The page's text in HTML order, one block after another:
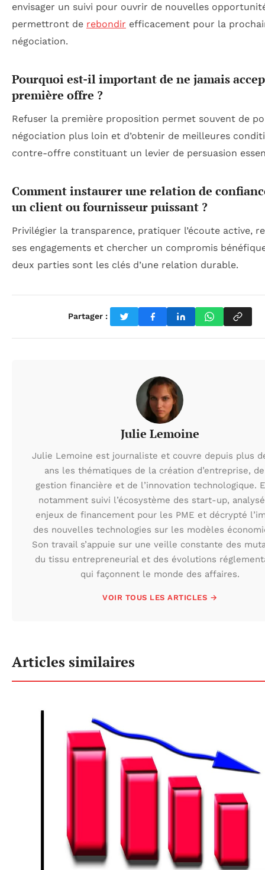
envisager un suivi pour ouvrir de nouvelles
permettront de rebondir efficacement pour la
négociation.
Pourquoi est-il important de ne jamais
première offre ?
Refuser la première proposition permet souvent de
négociation plus loin et d’obtenir de meilleures
contre-offre constituant un levier de persuasion
Comment instaurer une relation de
un client ou fournisseur puissant ?
Privilégier la transparence, pratiquer l’écoute active,
ses engagements et chercher un compromis
deux parties sont les clés d’une relation durable.
Partager :
Julie Lemoine
Julie Lemoine est journaliste et couvre depuis plus
ans les thématiques de la création d’entreprise,
gestion financière et de l’innovation technologique.
notamment suivi l’écosystème des start-up,
enjeux de financement pour les PME et décrypté
des nouvelles technologies sur les modèles
Son travail s’appuie sur une veille constante des
du tissu entrepreneurial et des évolutions
qui façonnent le monde des affaires.
VOIR TOUS LES ARTICLES →
Articles similaires